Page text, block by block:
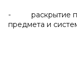
- раскрытие
предмета и